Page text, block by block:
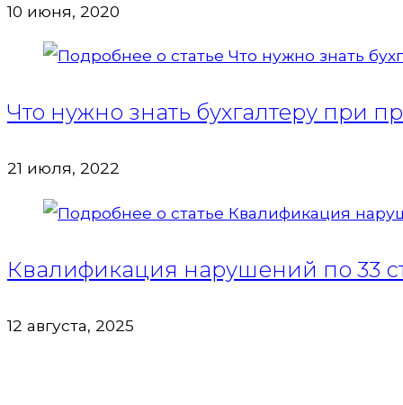
10 июня, 2020
Что нужно знать бухгалтеру при
21 июля, 2022
Квалификация нарушений по 33
12 августа, 2025